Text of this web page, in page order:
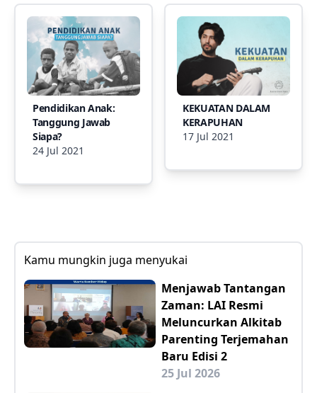
Pendidikan Anak:
Tanggung Jawab
Siapa?
24 Jul 2021
KEKUATAN DALAM
KERAPUHAN
17 Jul 2021
Kamu mungkin juga menyukai
Menjawab Tantangan
Zaman: LAI Resmi
Meluncurkan Alkitab
Parenting Terjemahan
Baru Edisi 2
25 Jul 2026